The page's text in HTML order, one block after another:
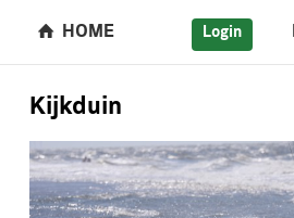
HOME Login
Kijkduin